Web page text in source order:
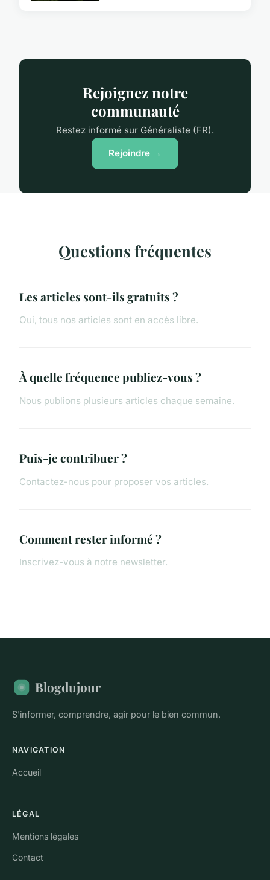
Rejoignez notre
communauté
Restez informé sur Généraliste (FR).
Rejoindre →
Questions fréquentes
Les articles sont-ils gratuits ?
Oui, tous nos articles sont en accès libre.
À quelle fréquence publiez-vous ?
Nous publions plusieurs articles chaque semaine.
Puis-je contribuer ?
Contactez-nous pour proposer vos articles.
Comment rester informé ?
Inscrivez-vous à notre newsletter.
Blogdujour
S'informer, comprendre, agir pour le bien commun.
NAVIGATION
Accueil
LÉGAL
Mentions légales
Contact